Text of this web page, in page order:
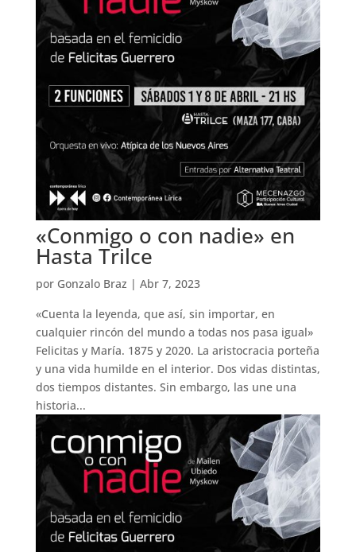
«Conmigo o con nadie» en
Hasta Trilce
por Gonzalo Braz | Abr 7, 2023
«Cuenta la leyenda, que así, sin importar, en
cualquier rincón del mundo a todas nos pasa igual»
Felicitas y María. 1875 y 2020. La aristocracia porteña
y una vida humilde en el interior. Dos vidas distintas,
dos tiempos distantes. Sin embargo, las une una
historia...